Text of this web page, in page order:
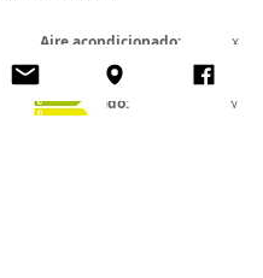
Aire acondicionado: x
Calefacción :
Amueblado: √